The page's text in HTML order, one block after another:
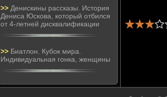
>> Денискины рассказы. История
Дениса Юскова, который отбился
от 4-летней дисквалификации
>> Биатлон. Кубок мира.
Индивидуальная гонка, женщины